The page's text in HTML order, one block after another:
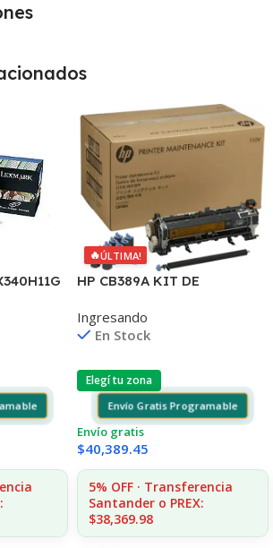
🔥ÚLTIMA!
HP CB389A KIT DE
P4014/4015/4515 225.000
CPS
Ingresando
En Stock
Elegí tu zona
Envío Gratis Programable
Envío gratis
$40,389.45
5% OFF · Transferencia
Santander o PREX:
$38,369.98